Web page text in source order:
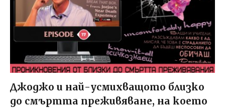
Джоджо и най-усмихващото близко
до смъртта преживяване, на което